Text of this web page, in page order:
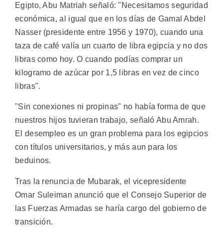
Egipto, Abu Matriah señaló: "Necesitamos seguridad
económica, al igual que en los días de Gamal Abdel
Nasser (presidente entre 1956 y 1970), cuando una
taza de café valía un cuarto de libra egipcia y no dos
libras como hoy. O cuando podías comprar un
kilogramo de azúcar por 1,5 libras en vez de cinco
libras".
"Sin conexiones ni propinas" no había forma de que
nuestros hijos tuvieran trabajo, señaló Abu Amrah.
El desempleo es un gran problema para los egipcios
con títulos universitarios, y más aun para los
beduinos.
Tras la renuncia de Mubarak, el vicepresidente
Omar Suleiman anunció que el Consejo Superior de
las Fuerzas Armadas se haría cargo del gobierno de
transición.